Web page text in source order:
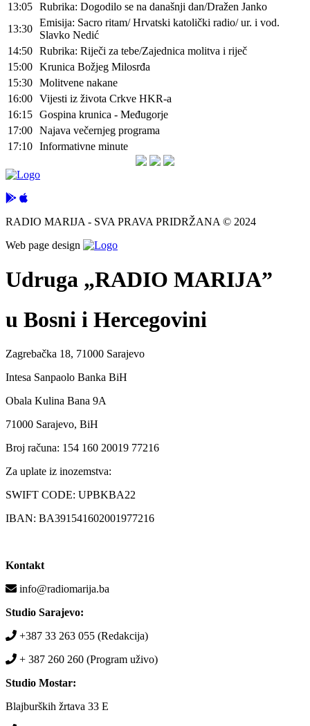
13:05 Rubrika: Dogodilo se na današnji dan/Dražen Janko
13:30
Emisija: Sacro ritam/ Hrvatski katolički radio/ ur. i vod.
Slavko Nedić
14:50 Rubrika: Riječi za tebe/Zajednica molitva i riječ
15:00 Krunica Božjeg Milosrđa
15:30 Molitvene nakane
16:00 Vijesti iz života Crkve HKR-a
16:15 Gospina krunica - Međugorje
17:00 Najava večernjeg programa
17:10 Informativne minute
RADIO MARIJA - SVA PRAVA PRIDRŽANA © 2024
Web page design
Udruga „RADIO MARIJA”
u Bosni i Hercegovini
Zagrebačka 18, 71000 Sarajevo
Intesa Sanpaolo Banka BiH
Obala Kulina Bana 9A
71000 Sarajevo, BiH
Broj računa: 154 160 20019 77216
Za uplate iz inozemstva:
SWIFT CODE: UPBKBA22
IBAN: BA391541602001977216
Kontakt
info@radiomarija.ba
Studio Sarajevo:
+387 33 263 055 (Redakcija)
+ 387 260 260 (Program uživo)
Studio Mostar:
Blajburških žrtava 33 E